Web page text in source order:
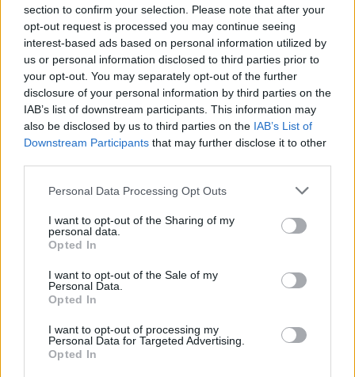
section to confirm your selection. Please note that after your
opt-out request is processed you may continue seeing
interest-based ads based on personal information utilized by
us or personal information disclosed to third parties prior to
your opt-out. You may separately opt-out of the further
disclosure of your personal information by third parties on the
IAB’s list of downstream participants. This information may
also be disclosed by us to third parties on the IAB’s List of
Downstream Participants that may further disclose it to other
Personal Data Processing Opt Outs
I want to opt-out of the Sharing of my
personal data.
Opted In
I want to opt-out of the Sale of my
Personal Data.
Opted In
I want to opt-out of processing my
Personal Data for Targeted Advertising.
Opted In
Shtuarmë2.06.2026 21:03
Tags:
Mimoza , vajza